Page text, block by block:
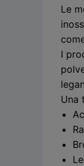
Le
I
Una